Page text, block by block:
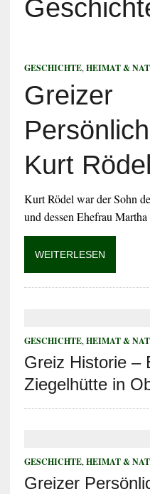
GESCHICHTE, HEIMAT &
Greizer
Kurt Rödel
​Kurt Rödel war der Sohn
und dessen Ehefrau Martha
WEITERLESEN
GESCHICHTE, HEIMAT &
Greiz Historie –
Ziegelhütte in
GESCHICHTE, HEIMAT &
Greizer